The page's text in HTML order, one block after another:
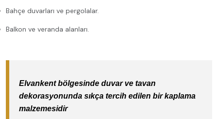
Bahçe duvarları ve pergolalar.
Balkon ve veranda alanları.
Elvankent bölgesinde duvar ve tavan
dekorasyonunda sıkça tercih edilen bir kaplama
malzemesidir